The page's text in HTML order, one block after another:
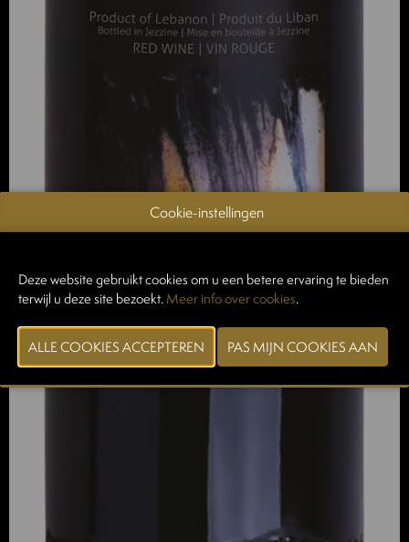
Cookie-instellingen
Deze website gebruikt cookies om u een betere ervaring te bieden
terwijl u deze site bezoekt.Meer info over cookies.